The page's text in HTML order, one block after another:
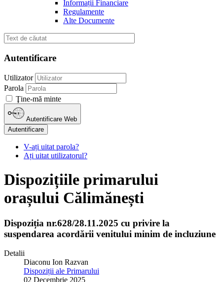
Informații Financiare
Regulamente
Alte Documente
Autentificare
Utilizator
Parola
Ţine-mă minte
Autentificare Web
Autentificare
V-ați uitat parola?
Ați uitat utilizatorul?
Dispozițiile primarului
orașului Călimănești
Dispoziția nr.628/28.11.2025 cu privire la
suspendarea acordării venitului minim de incluziune
Detalii
Diaconu Ion Razvan
Dispoziții ale Primarului
02 Decembrie 2025